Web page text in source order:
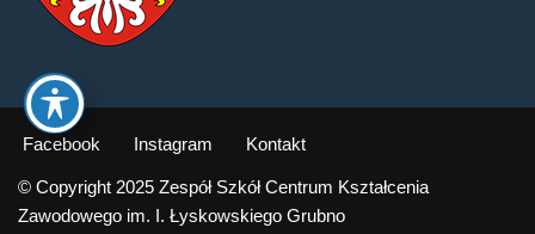
Facebook Instagram Kontakt
© Copyright 2025 Zespół Szkół Centrum Kształcenia
Zawodowego im. I. Łyskowskiego Grubno